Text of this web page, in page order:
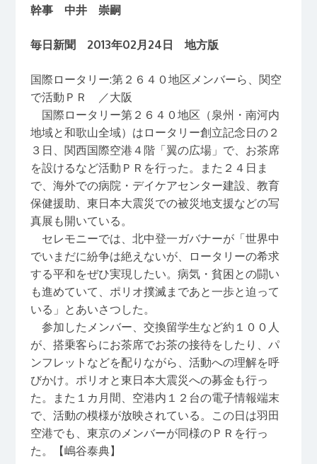
幹事 中井 崇嗣
毎日新聞 2013年02月24日 地方版
国際ロータリー:第２６４０地区メンバーら、関空
で活動ＰＲ ／大阪
国際ロータリー第２６４０地区（泉州・南河内
地域と和歌山全域）はロータリー創立記念日の２
３日、関西国際空港４階「翼の広場」で、お茶席
を設けるなど活動ＰＲを行った。また２４日ま
で、海外での病院・デイケアセンター建設、教育
保健援助、東日本大震災での被災地支援などの写
真展も開いている。
セレモニーでは、北中登一ガバナーが「世界中
でいまだに紛争は絶えないが、ロータリーの希求
する平和をぜひ実現したい。病気・貧困との闘い
も進めていて、ポリオ撲滅まであと一歩と迫って
いる」とあいさつした。
参加したメンバー、交換留学生など約１００人
が、搭乗客らにお茶席でお茶の接待をしたり、パ
ンフレットなどを配りながら、活動への理解を呼
びかけ。ポリオと東日本大震災への募金も行っ
た。また１カ月間、空港内１２台の電子情報端末
で、活動の模様が放映されている。この日は羽田
空港でも、東京のメンバーが同様のＰＲを行っ
た。【嶋谷泰典】